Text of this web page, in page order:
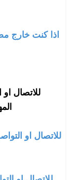
اذا كنت خارج
للاتصال
للاتصال او